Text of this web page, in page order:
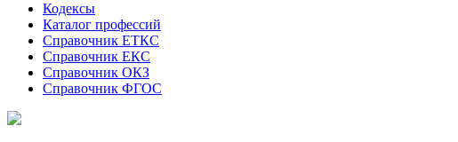
Кодексы
Каталог профессий
Справочник ЕТКС
Справочник ЕКС
Справочник ОКЗ
Справочник ФГОС